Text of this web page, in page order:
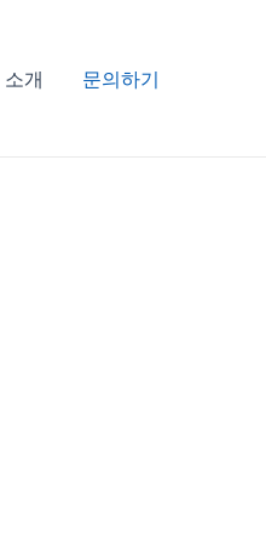
개 문의하기